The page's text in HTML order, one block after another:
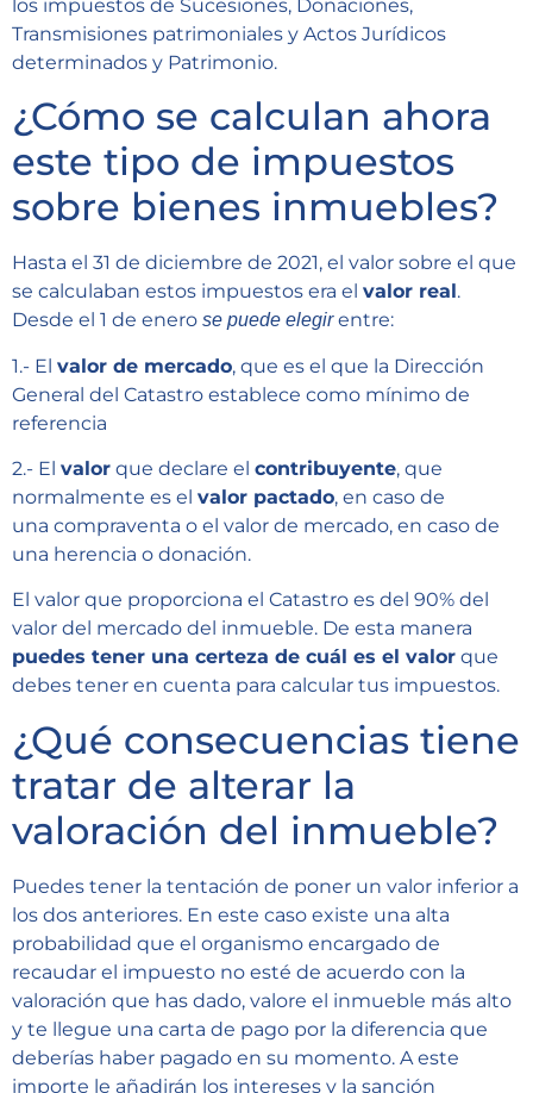
los impuestos de Sucesiones, Donaciones,
Transmisiones patrimoniales y Actos Jurídicos
determinados y Patrimonio.
¿Cómo se calculan ahora
este tipo de impuestos
sobre bienes inmuebles?
Hasta el 31 de diciembre de 2021, el valor sobre el que
se calculaban estos impuestos era el valor real.
Desde el 1 de enero se puede elegirentre:
1.- El valor de mercado, que es el que la Dirección
General del Catastro establece como mínimo de
referencia
2.- El valor que declare el contribuyente, que
normalmente es el valor pactado, en caso de
una compraventa o el valor de mercado, en caso de
una herencia o donación.
El valor que proporciona el Catastro es del 90% del
valor del mercado del inmueble. De esta manera
puedes tener una certeza de cuál es el valor que
debes tener en cuenta para calcular tus impuestos.
¿Qué consecuencias tiene
tratar de alterar la
valoración del inmueble?
Puedes tener la tentación de poner un valor inferior a
los dos anteriores. En este caso existe una alta
probabilidad que el organismo encargado de
recaudar el impuesto no esté de acuerdo con la
valoración que has dado, valore el inmueble más alto
y te llegue una carta de pago por la diferencia que
deberías haber pagado en su momento. A este
importe le añadirán los intereses y la sanción